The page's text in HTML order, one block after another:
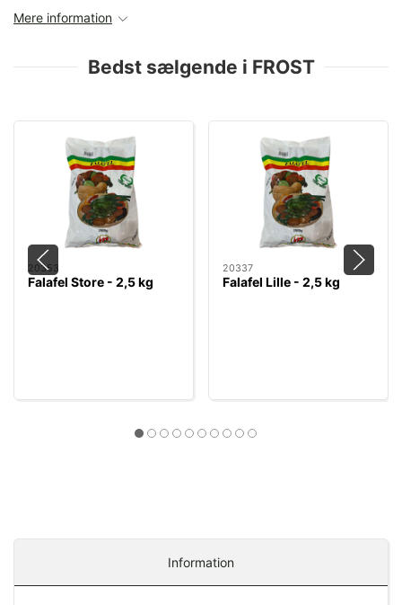
Mere information
Bedst sælgende i FROST
20353
Falafel Store - 2,5 kg
20337
Falafel Lille - 2,5 kg
Information